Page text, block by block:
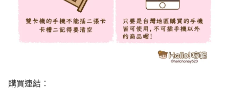
購買連結：